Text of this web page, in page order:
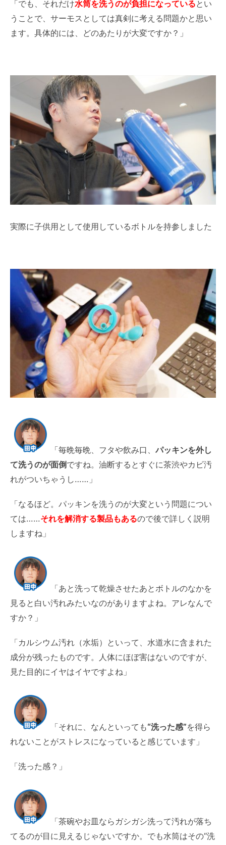
「でも、それだけ水筒を洗うのが負担になっているとい
うことで、サーモスとしては真剣に考える問題かと思い
ます。 具体的には、どのあたりが大変ですか？」
実際に子供用として使用しているボトルを持参しました
「毎晩毎晩、フタや飲み口、 パッキンを外し
て洗うのが面倒ですね。油断するとすぐに茶渋やカビ汚
れがついちゃうし……」
「なるほど。パッキンを洗うのが大変という問題につい
ては……それを解消する製品もあるので後で詳しく説明
しますね」
「あと洗って乾燥させたあとボトルのなかを
見ると白い汚れみたいなのがありますよね。アレなんで
すか？」
「カルシウム汚れ（水垢）といって、水道水に含まれた
成分が残ったものです。人体にほぼ害はないのですが、
見た目的にイヤはイヤですよね」
「それに、なんといっても“洗った感”を得ら
れないことがストレスになっていると感じています」
「洗った感？」
「茶碗やお皿ならガシガシ洗って汚れが落ち
てるのが目に見えるじゃないですか。でも水筒はその“洗